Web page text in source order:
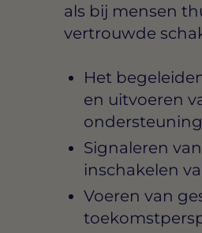
als bij mensen
vertrouwde
Het
en uitvoeren
Signaleren
inschakelen
Voeren van